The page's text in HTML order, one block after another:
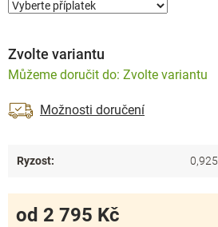
Zvolte variantu
Zvolte variantu
Možnosti doručení
od 2 795 Kč
Ryzost: 0,925